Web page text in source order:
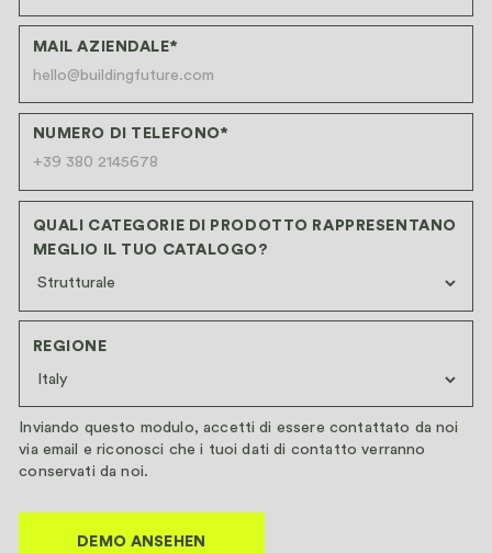
MAIL AZIENDALE*
NUMERO DI TELEFONO*
QUALI CATEGORIE DI PRODOTTO RAPPRESENTANO
MEGLIO IL TUO CATALOGO?
REGIONE
Inviando questo modulo, accetti di essere contattato da noi
via email e riconosci che i tuoi dati di contatto verranno
conservati da noi.